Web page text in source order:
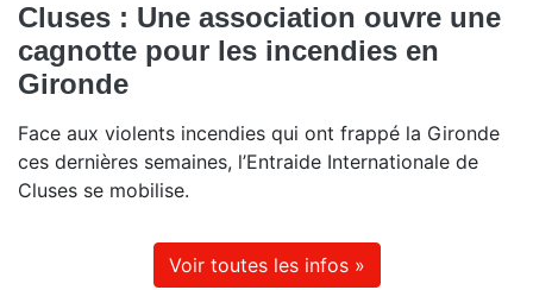
Cluses : Une association ouvre une
cagnotte pour les incendies en
Gironde
Face aux violents incendies qui ont frappé la Gironde
ces dernières semaines, l’Entraide Internationale de
Cluses se mobilise.
Voir toutes les infos »